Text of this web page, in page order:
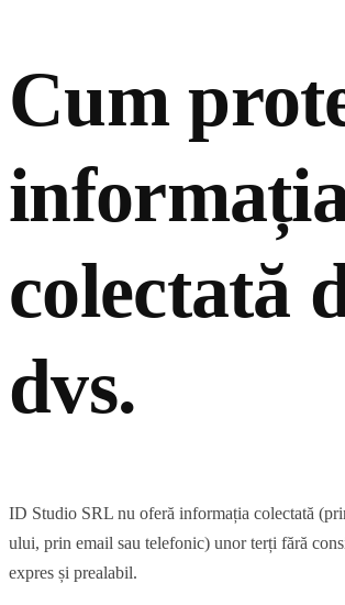
Cum
colectată
dvs.
ID Studio SRL nu oferă informația colectată
ului, prin email sau telefonic) unor terți fără
expres și prealabil.